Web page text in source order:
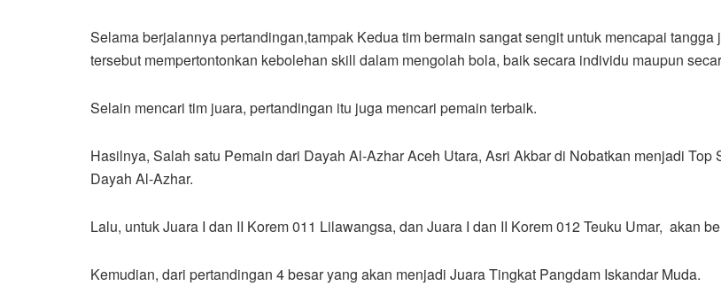
Selama berjalannya pertandingan,tampak Kedua tim bermain sangat sengit untuk mencapai
tersebut mempertontonkan kebolehan skill dalam mengolah bola, baik secara individu maupun
Selain mencari tim juara, pertandingan itu juga mencari pemain terbaik.
Hasilnya, Salah satu Pemain dari Dayah Al-Azhar Aceh Utara, Asri Akbar di Nobatkan menjadi
Dayah Al-Azhar.
Lalu, untuk Juara I dan II Korem 011 Lilawangsa, dan Juara I dan II Korem 012 Teuku Umar, akan
Kemudian, dari pertandingan 4 besar yang akan menjadi Juara Tingkat Pangdam Iskandar Muda.